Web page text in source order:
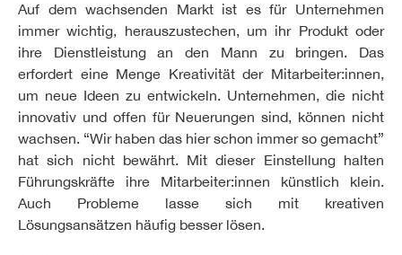
Auf dem wachsenden Markt ist es für Unternehmen
immer wichtig, herauszustechen, um ihr Produkt oder
ihre Dienstleistung an den Mann zu bringen. Das
erfordert eine Menge Kreativität der Mitarbeiter:innen,
um neue Ideen zu entwickeln. Unternehmen, die nicht
innovativ und offen für Neuerungen sind, können nicht
wachsen. “Wir haben das hier schon immer so gemacht”
hat sich nicht bewährt. Mit dieser Einstellung halten
Führungskräfte ihre Mitarbeiter:innen künstlich klein.
Auch Probleme lasse sich mit kreativen
Lösungsansätzen häufig besser lösen.